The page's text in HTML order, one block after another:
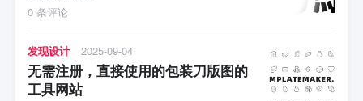
0 条评论
发现设计 2025-09-04
无需注册，直接使用的包装刀版图的
工具网站